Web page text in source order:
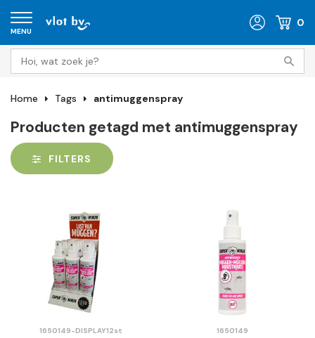
MENU
0
Home Tags antimuggenspray
Producten getagd met antimuggenspray
FILTERS
1650149-DISPLAY12st 1650149